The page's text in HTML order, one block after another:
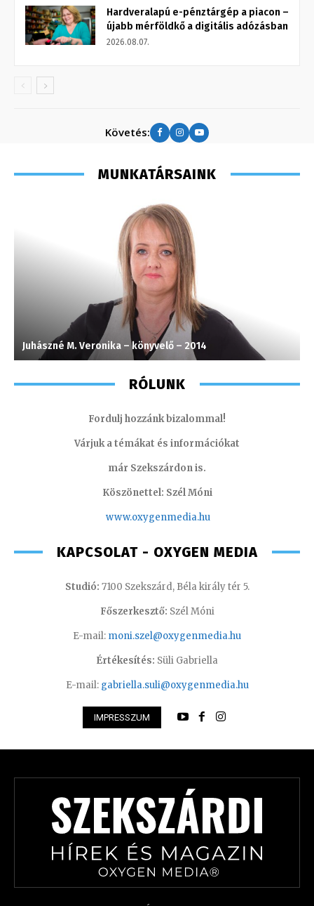
Hardveralapú e-pénztárgép a piacon –
újabb mérföldkő a digitális adózásban
2026.08.07.
Követés:
MUNKATÁRSAINK
Juhászné M. Veronika – könyvelő – 2014
RÓLUNK
Fordulj hozzánk bizalommal!
Várjuk a témákat és információkat
már Szekszárdon is.
Köszönettel: Szél Móni
www.oxygenmedia.hu
KAPCSOLAT - OXYGEN MEDIA
Studió: 7100 Szekszárd, Béla király tér 5.
Főszerkesztő: Szél Móni
E-mail: moni.szel@oxygenmedia.hu
Értékesítés: Süli Gabriella
E-mail: gabriella.suli@oxygenmedia.hu
IMPRESSZUM